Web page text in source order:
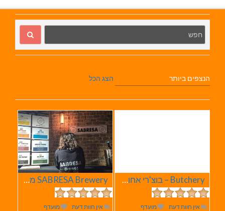
הנצפים ביותר הצג הכל
Butchery – בוצ'רי אחוזת הבשר
אין חוות דעת מועדף
SABRESA Brewery מבשלת שיכר | מבשלת בירה
אין חוות דעת מועדף